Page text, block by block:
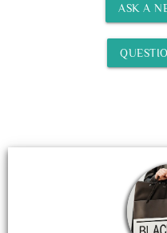
ASK A